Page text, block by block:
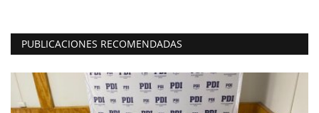
PUBLICACIONES RECOMENDADAS